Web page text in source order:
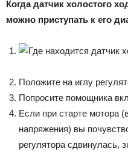
Когда датчик холостого
можно приступать к его
Положите на иглу
Попросите помощника
Если при старте мотора
напряжения) вы
регулятора сдвинулась,